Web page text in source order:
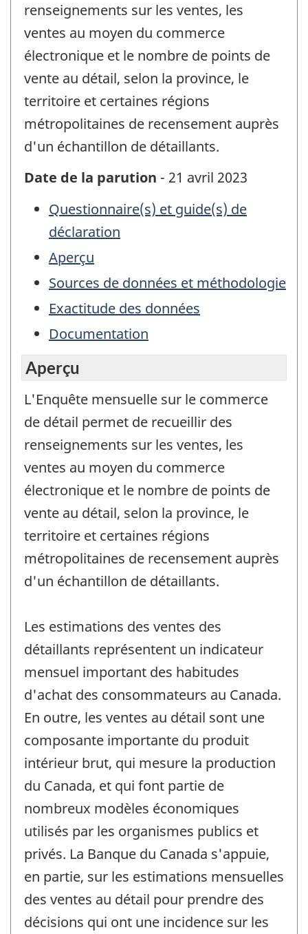
renseignements sur les ventes, les
ventes au moyen du commerce
électronique et le nombre de points de
vente au détail, selon la province, le
territoire et certaines régions
métropolitaines de recensement auprès
d'un échantillon de détaillants.
Date de la parution - 21 avril 2023
Questionnaire(s) et guide(s) de
déclaration
Aperçu
Sources de données et méthodologie
Exactitude des données
Documentation
Aperçu
L'Enquête mensuelle sur le commerce
de détail permet de recueillir des
renseignements sur les ventes, les
ventes au moyen du commerce
électronique et le nombre de points de
vente au détail, selon la province, le
territoire et certaines régions
métropolitaines de recensement auprès
d'un échantillon de détaillants.
Les estimations des ventes des
détaillants représentent un indicateur
mensuel important des habitudes
d'achat des consommateurs au Canada.
En outre, les ventes au détail sont une
composante importante du produit
intérieur brut, qui mesure la production
du Canada, et qui font partie de
nombreux modèles économiques
utilisés par les organismes publics et
privés. La Banque du Canada s'appuie,
en partie, sur les estimations mensuelles
des ventes au détail pour prendre des
décisions qui ont une incidence sur les